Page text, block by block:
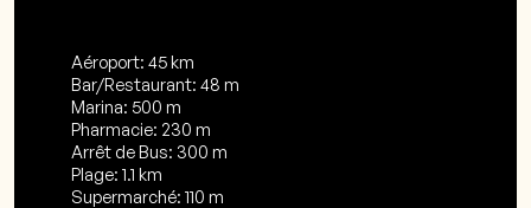
Aéroport: 45 km
Bar/Restaurant: 48 m
Marina: 500 m
Pharmacie: 230 m
Arrêt de Bus: 300 m
Plage: 1.1 km
Supermarché: 110 m